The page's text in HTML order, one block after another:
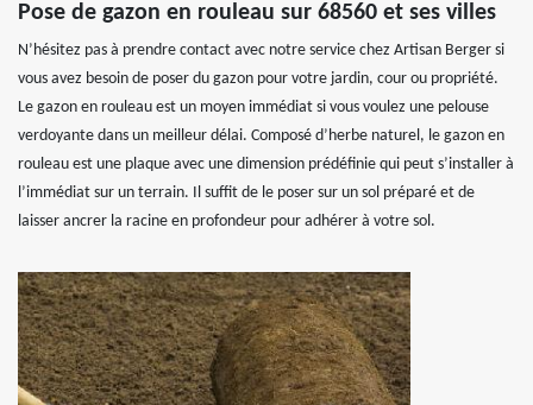
Pose de gazon en rouleau sur 68560 et ses villes
N’hésitez pas à prendre contact avec notre service chez Artisan Berger si
vous avez besoin de poser du gazon pour votre jardin, cour ou propriété.
Le gazon en rouleau est un moyen immédiat si vous voulez une pelouse
verdoyante dans un meilleur délai. Composé d’herbe naturel, le gazon en
rouleau est une plaque avec une dimension prédéfinie qui peut s’installer à
l’immédiat sur un terrain. Il suffit de le poser sur un sol préparé et de
laisser ancrer la racine en profondeur pour adhérer à votre sol.